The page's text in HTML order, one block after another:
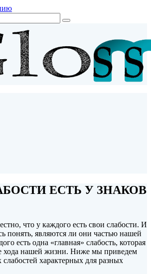
ЕСТЬ У ЗНАКОВ
что у каждого есть свои слабости. И
понять, являются ли они частью нашей
есть одна «главная» слабость, которая
хода нашей жизни. Ниже мы приведем
характерных для разных